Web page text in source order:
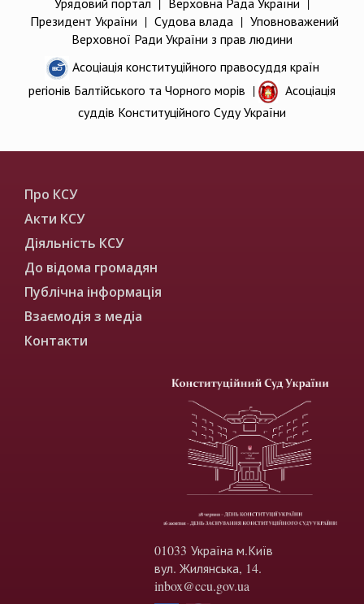
Президент України | Судова влада| Уповноважений
Верховної Ради України з прав людини
Асоціація конституційного правосуддя країн
регіонів Балтійського та Чорного морів |
Асоціація
суддів Конституційного Суду України
Про КСУ
Акти КСУ
Діяльність КСУ
До відома громадян
Публічна інформація
Взаємодія з медіа
Контакти
01033 Україна м.Київ
вул. Жилянська, 14.
inbox@ccu.gov.ua